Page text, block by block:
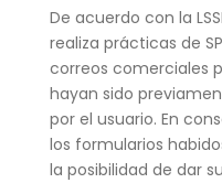
De acuerdo con la
realiza prácticas de
correos comerciales
hayan sido
por el usuario. En
los formularios
la posibilidad de dar